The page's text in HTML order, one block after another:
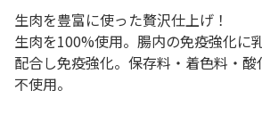
生肉を豊富に使った贅沢仕上げ！
生肉を100%使用。腸内の免疫強化に
配合し免疫強化。保存料・着色料・
不使用。